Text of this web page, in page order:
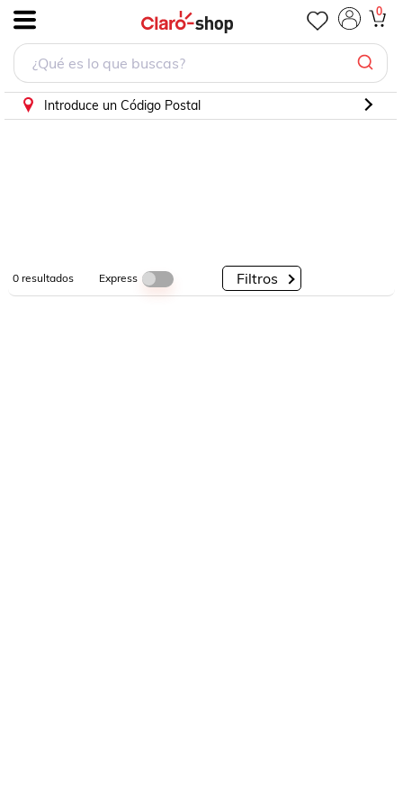
0
Introduce un Código Postal
0resultados Express Filtros
PorCategorías
PorMarcas
PorDescuento